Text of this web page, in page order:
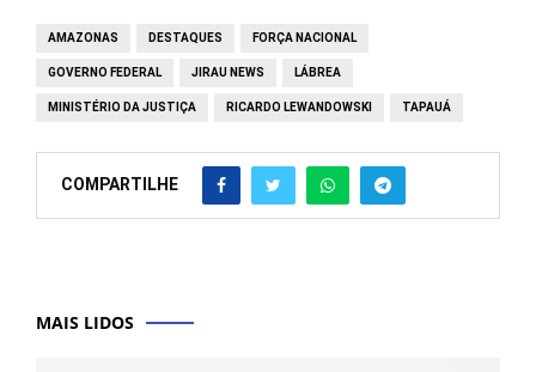
AMAZONAS DESTAQUES FORÇA NACIONAL
GOVERNO FEDERAL JIRAU NEWS LÁBREA
MINISTÉRIO DA JUSTIÇA RICARDO LEWANDOWSKI TAPAUÁ
COMPARTILHE
MAIS LIDOS